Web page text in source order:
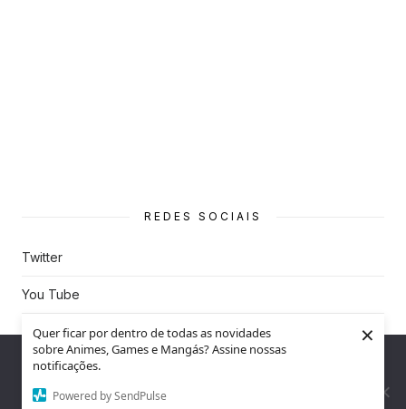
Quer ficar por dentro de todas as novidades
sobre Animes, Games e Mangás? Assine nossas
notificações.
Powered by SendPulse
×
REDES SOCIAIS
Twitter
You Tube
Instagram
Nós utilizamos cookies para garantir que você tenha a melhor
experiência em nosso site. Se você continua a usar este site,
assumimos que você está satisfeito.